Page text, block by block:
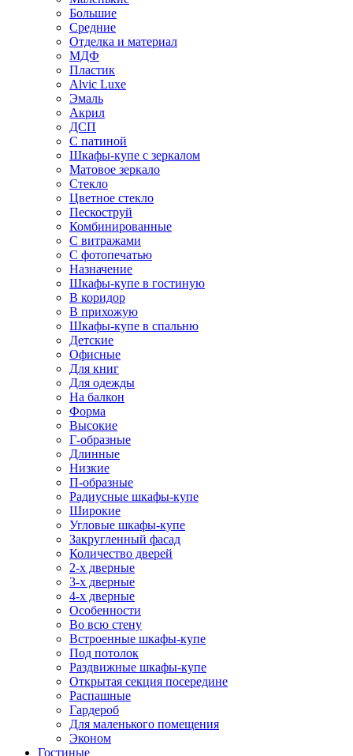
Большие
Средние
Отделка и материал
МДФ
Пластик
Alvic Luxe
Эмаль
Акрил
ДСП
С патиной
Шкафы-купе с зеркалом
Матовое зеркало
Стекло
Цветное стекло
Пескоструй
Комбинированные
С витражами
С фотопечатью
Назначение
Шкафы-купе в гостиную
В коридор
В прихожую
Шкафы-купе в спальню
Детские
Офисные
Для книг
Для одежды
На балкон
Форма
Высокие
Г-образные
Длинные
Низкие
П-образные
Радиусные шкафы-купе
Широкие
Угловые шкафы-купе
Закругленный фасад
Количество дверей
2-х дверные
3-х дверные
4-х дверные
Особенности
Во всю стену
Встроенные шкафы-купе
Под потолок
Раздвижные шкафы-купе
Открытая секция посередине
Распашные
Гардероб
Для маленького помещения
Эконом
Гостиные